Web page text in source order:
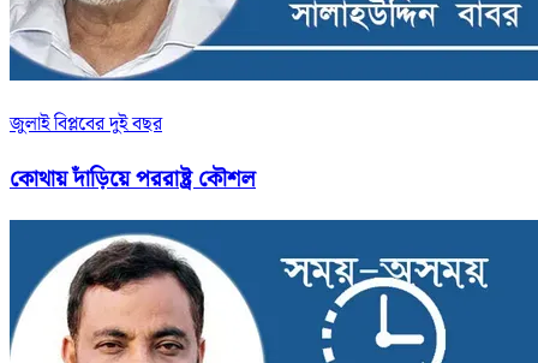
জুলাই বিপ্লবের দুই বছর
কোথায় দাঁড়িয়ে পররাষ্ট্র কৌশল